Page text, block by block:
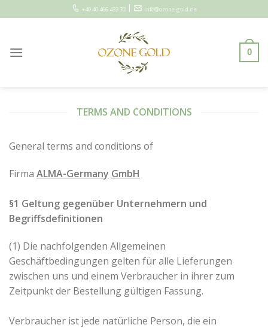
to
+49 40 466 433 32 | info@ozone-gold.de
0
TERMS AND CONDITIONS
General terms and conditions of
Firma ALMA-Germany GmbH
§1 Geltung gegenüber Unternehmern und
Begriffsdefinitionen
(1) Die nachfolgenden Allgemeinen
Geschäftbedingungen gelten für alle Lieferungen
zwischen uns und einem Verbraucher in ihrer zum
Zeitpunkt der Bestellung gültigen Fassung.
Verbraucher ist jede natürliche Person, die ein